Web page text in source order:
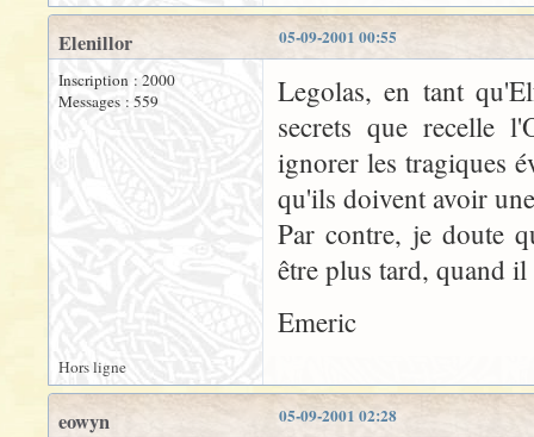
05-09-2001 00:55
Elenillor
Inscription : 2000
Messages : 559
Legolas, en tant
secrets que recelle
ignorer les tragiques
qu'ils doivent avoir
Par contre, je doute
être plus tard, quand
Emeric
Hors ligne
05-09-2001 02:28
eowyn